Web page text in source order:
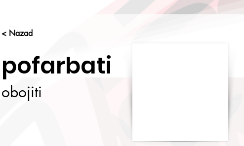
< Nazad
pofarbati
obojiti